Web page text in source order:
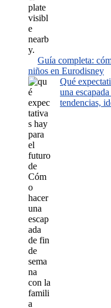
Guía completa:
niños en Eurodisney
Qué
una
tendencias,